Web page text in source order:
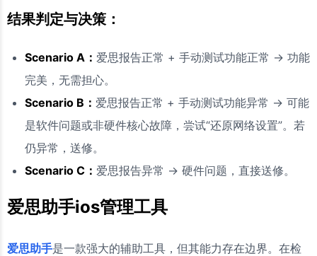
结果判定与决策：
Scenario A： 爱思报告正常 + 手动测试功能正常 → 功能
完美，无需担心。
Scenario B： 爱思报告正常 + 手动测试功能异常 → 可能
是软件问题或非硬件核心故障，尝试“还原网络设置”。若
仍异常，送修。
Scenario C： 爱思报告异常 → 硬件问题，直接送修。
爱思助手ios管理工具
爱思助手是一款强大的辅助工具，但其能力存在边界。在检